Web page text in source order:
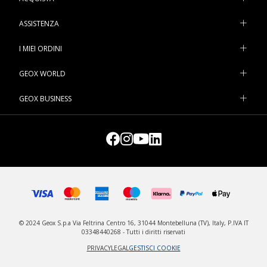
ASSISTENZA
I MIEI ORDINI
GEOX WORLD
GEOX BUSINESS
© 2024 Geox S.p.a Via Feltrina Centro 16, 31044 Montebelluna (TV), Italy, P.IVA IT
03348440268 - Tutti i diritti riservati
PRIVACYLEGAL GESTISCI COOKIE